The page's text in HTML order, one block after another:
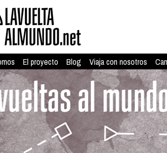
El proyecto Blog Viaja con nosotros